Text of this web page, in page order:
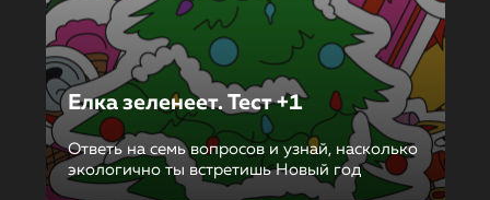
Елка зеленеет. Тест +1
Ответь на семь вопросов и узнай, насколько
экологично ты встретишь Новый год